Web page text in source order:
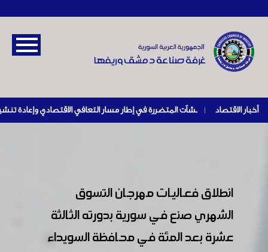
أخبار الاقتصاد |
انطلاق فعاليات مهرجان التسوق
الشهري صنع في سورية بدورته الثالثة
عشرة بعد المئة في محافظة السويداء